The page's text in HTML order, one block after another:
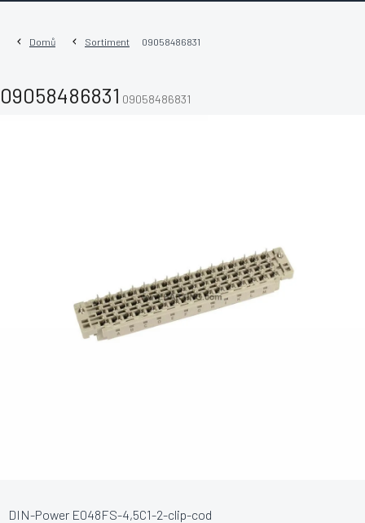
Domů Sortiment 09058486831
09058486831 09058486831
DIN-Power E048FS-4,5C1-2-clip-cod